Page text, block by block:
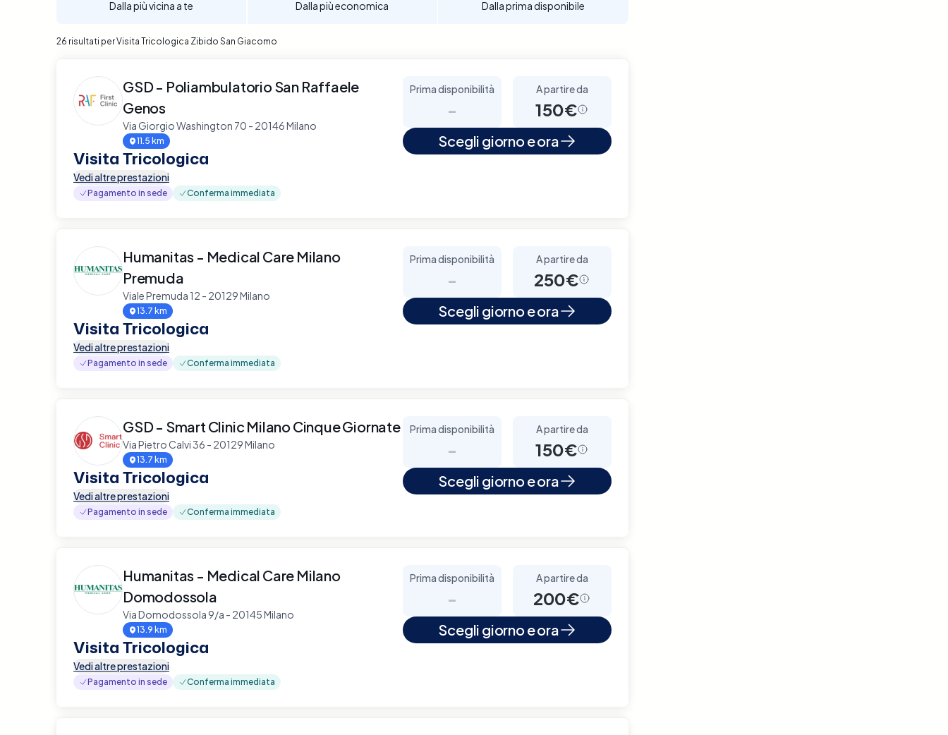
Dalla più vicina a te Dalla più economica Dalla prima disponibile
26 risultati per Visita Tricologica Zibido San Giacomo
GSD - Poliambulatorio San Raffaele
Genos
Via Giorgio Washington 70 - 20146 Milano
11.5 km
Visita Tricologica
Vedi altre prestazioni
Pagamento in sede Conferma immediata
Prima disponibilità
-
A partire da
150€
Scegli giorno e ora
Humanitas - Medical Care Milano
Premuda
Viale Premuda 12 - 20129 Milano
13.7 km
Visita Tricologica
Vedi altre prestazioni
Pagamento in sede Conferma immediata
Prima disponibilità
-
A partire da
250€
Scegli giorno e ora
GSD - Smart Clinic Milano Cinque Giornate
Via Pietro Calvi 36 - 20129 Milano
13.7 km
Visita Tricologica
Vedi altre prestazioni
Pagamento in sede Conferma immediata
Prima disponibilità
-
A partire da
150€
Scegli giorno e ora
Humanitas - Medical Care Milano
Domodossola
Via Domodossola 9/a - 20145 Milano
13.9 km
Visita Tricologica
Vedi altre prestazioni
Pagamento in sede Conferma immediata
Prima disponibilità
-
A partire da
200€
Scegli giorno e ora